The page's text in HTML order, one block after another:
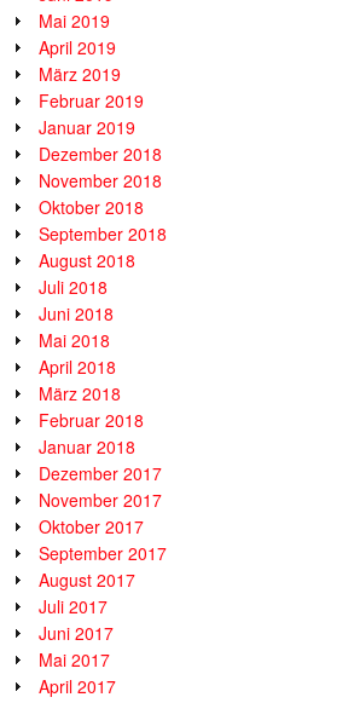
Mai 2019
April 2019
März 2019
Februar 2019
Januar 2019
Dezember 2018
November 2018
Oktober 2018
September 2018
August 2018
Juli 2018
Juni 2018
Mai 2018
April 2018
März 2018
Februar 2018
Januar 2018
Dezember 2017
November 2017
Oktober 2017
September 2017
August 2017
Juli 2017
Juni 2017
Mai 2017
April 2017